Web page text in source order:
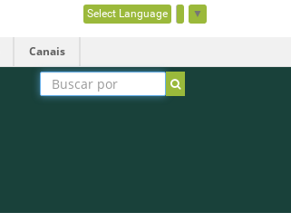
Select Language ▼
Canais